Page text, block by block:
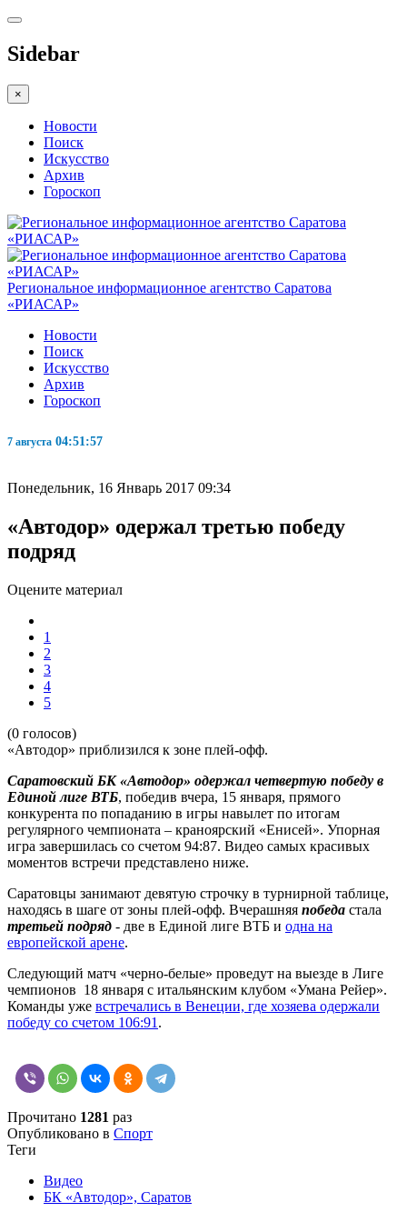
Sidebar
×
Новости
Поиск
Искусство
Архив
Гороскоп
Региональное информационное агентство Саратова
«РИАСАР»
Новости
Поиск
Искусство
Архив
Гороскоп
7 августа 04:51:58
Понедельник, 16 Январь 2017 09:34
«Автодор» одержал третью победу
подряд
Оцените материал
1
2
3
4
5
(0 голосов)
«Автодор» приблизился к зоне плей-офф.
Саратовский БК «Автодор» одержал четвертую победу в
Единой лиге ВТБ, победив вчера, 15 января, прямого
конкурента по попаданию в игры навылет по итогам
регулярного чемпионата – краноярский «Енисей». Упорная
игра завершилась со счетом 94:87. Видео самых красивых
моментов встречи представлено ниже.
Саратовцы занимают девятую строчку в турнирной таблице,
находясь в шаге от зоны плей-офф. Вчерашняя победа стала
третьей подряд - две в Единой лиге ВТБ и одна на
европейской арене.
Следующий матч «черно-белые» проведут на выезде в Лиге
чемпионов 18 января с итальянским клубом «Умана Рейер».
Команды уже встречались в Венеции, где хозяева одержали
победу со счетом 106:91 .
Прочитано 1281 раз
Опубликовано в Спорт
Теги
Видео
БК «Автодор», Саратов